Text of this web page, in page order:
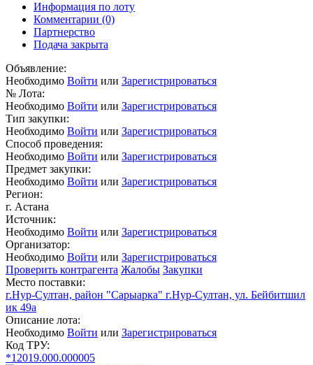
Информация по лоту
Комментарии (0)
Партнерство
Подача закрыта
Объявление:
Необходимо Войти или Зарегистрироваться
№ Лота:
Необходимо Войти или Зарегистрироваться
Тип закупки:
Необходимо Войти или Зарегистрироваться
Способ проведения:
Необходимо Войти или Зарегистрироваться
Предмет закупки:
Необходимо Войти или Зарегистрироваться
Регион:
г. Астана
Источник:
Необходимо Войти или Зарегистрироваться
Организатор:
Необходимо Войти или Зарегистрироваться
Проверить контрагента Жалобы Закупки
Место поставки:
г.Нур-Султан, район "Сарыарка" г.Нур-Султан, ул. Бейбитшил
ик 49а
Описание лота:
Необходимо Войти или Зарегистрироваться
Код ТРУ:
*12019.000.000005